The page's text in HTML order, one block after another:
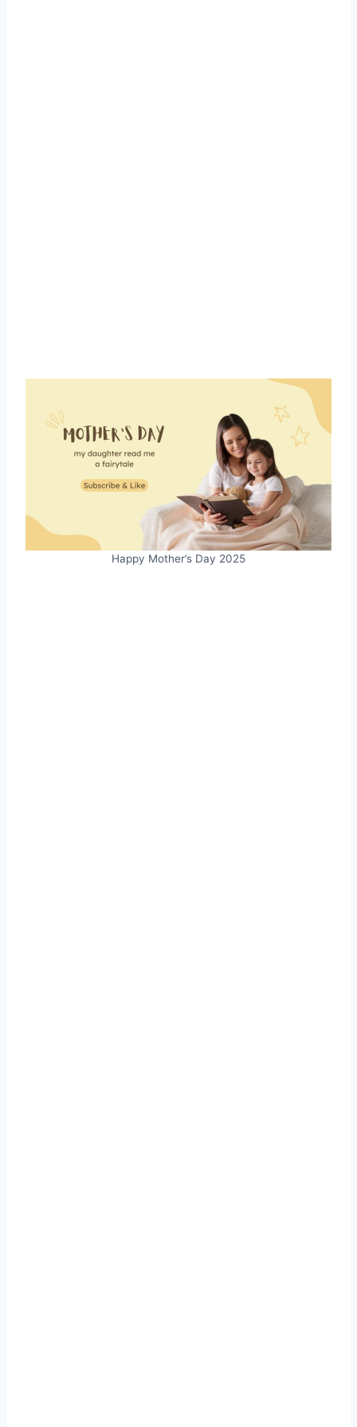
Happy Mother’s Day 2025